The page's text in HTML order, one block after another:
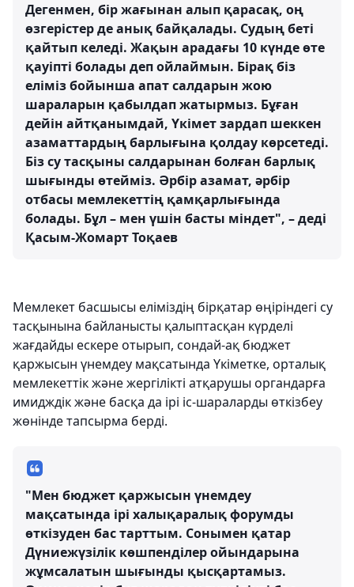
Дегенмен, бір жағынан алып қарасақ, оң
өзгерістер де анық байқалады. Судың беті
қайтып келеді. Жақын арадағы 10 күнде өте
қауіпті болады деп ойлаймын. Бірақ біз
еліміз бойынша апат салдарын жою
шараларын қабылдап жатырмыз. Бұған
дейін айтқанымдай, Үкімет зардап шеккен
азаматтардың барлығына қолдау көрсетеді.
Біз су тасқыны салдарынан болған барлық
шығынды өтейміз. Әрбір азамат, әрбір
отбасы мемлекеттің қамқарлығында
болады. Бұл – мен үшін басты міндет", – деді
Қасым-Жомарт Тоқаев
Мемлекет басшысы еліміздің бірқатар өңіріндегі су
тасқынына байланысты қалыптасқан күрделі
жағдайды ескере отырып, сондай-ақ бюджет
қаржысын үнемдеу мақсатында Үкіметке, орталық
мемлекеттік және жергілікті атқарушы органдарға
имидждік және басқа да ірі іс-шараларды өткізбеу
жөнінде тапсырма берді.
"Мен бюджет қаржысын үнемдеу
мақсатында ірі халықаралық форумды
өткізуден бас тарттым. Сонымен қатар
Дүниежүзілік көшпенділер ойындарына
жұмсалатын шығынды қысқартамыз.